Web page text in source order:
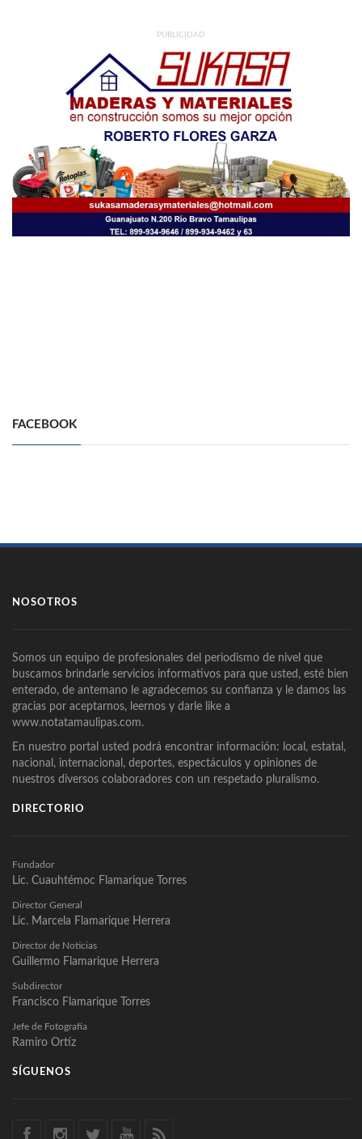
PUBLICIDAD
FACEBOOK
NOSOTROS
Somos un equipo de profesionales del periodismo de nivel que
buscamos brindarle servicios informativos para que usted, esté bien
enterado, de antemano le agradecemos su confianza y le damos las
gracias por aceptarnos, leernos y darle like a
www.notatamaulipas.com.
En nuestro portal usted podrá encontrar información: local, estatal,
nacional, internacional, deportes, espectáculos y opiniones de
nuestros diversos colaboradores con un respetado pluralismo.
DIRECTORIO
Fundador
Lic. Cuauhtémoc Flamarique Torres
Director General
Lic. Marcela Flamarique Herrera
Director de Noticias
Guillermo Flamarique Herrera
Subdirector
Francisco Flamarique Torres
Jefe de Fotografía
Ramiro Ortíz
SÍGUENOS